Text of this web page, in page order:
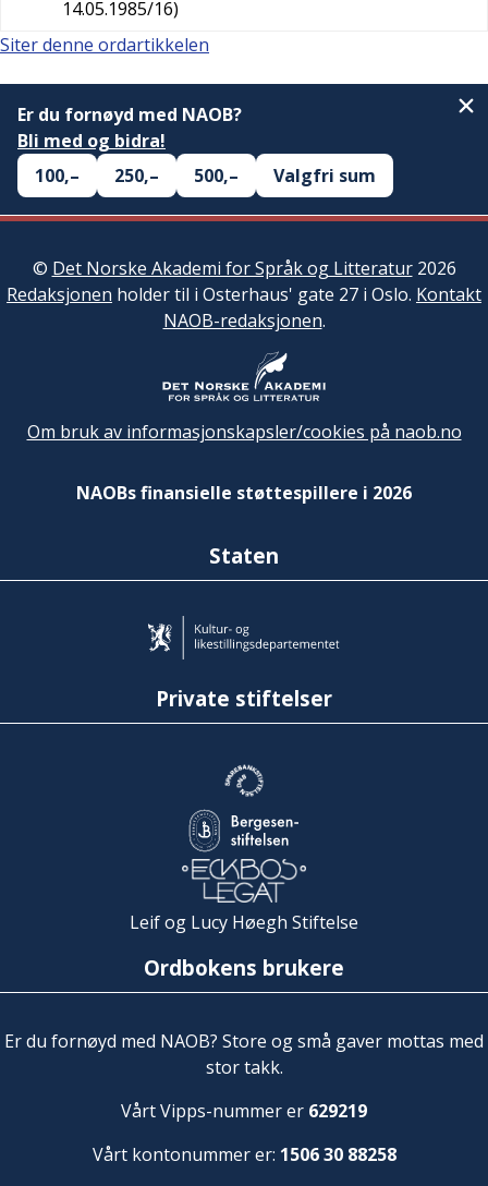
14.05.1985/16)
Siter denne ordartikkelen
Er du fornøyd med NAOB?
Bli med og bidra!
100,–
250,– 500,– Valgfri sum
© Det Norske Akademi for Språk og Litteratur2026
Redaksjonen holder til i Osterhaus' gate 27 i Oslo. Kontakt
NAOB-redaksjonen.
Om bruk av informasjonskapsler/cookies på naob.no
NAOBs finansielle støttespillere i 2026
Staten
Private stiftelser
Leif og Lucy Høegh Stiftelse
Ordbokens brukere
Er du fornøyd med NAOB? Store og små gaver mottas med
stor takk.
Vårt Vipps-nummer er 629219
Vårt kontonummer er: 1506 30 88258